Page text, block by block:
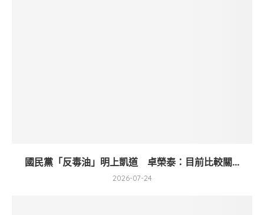
國民黨「反毒油」明上凱道 卓榮泰：目前比較關...
2026-07-24